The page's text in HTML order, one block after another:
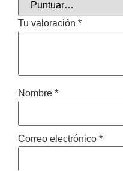
Tu valoración *
Nombre *
Correo electrónico *